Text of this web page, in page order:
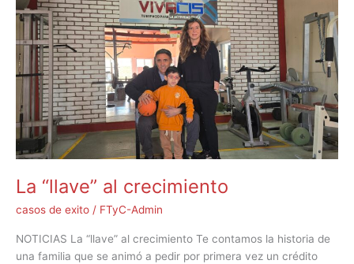
La “llave” al crecimiento
casos de exito / FTyC-Admin
NOTICIAS La “llave” al crecimiento Te contamos la historia de
una familia que se animó a pedir por primera vez un crédito
“llave”
al
crecimiento